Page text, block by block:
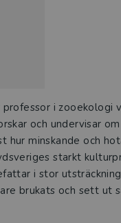
professor i zooekologi
och undervisar
hur minskande och
starkt
i stor
brukats och sett ut